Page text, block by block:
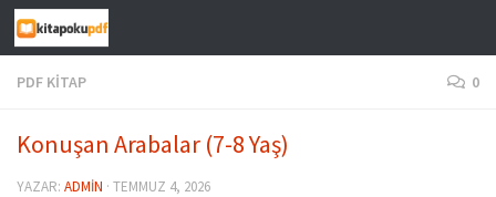
Skip to content
PDF KITAP 0
Konuşan Arabalar (7-8 Yaş)
YAZAR: ADMIN · TEMMUZ 4, 2026